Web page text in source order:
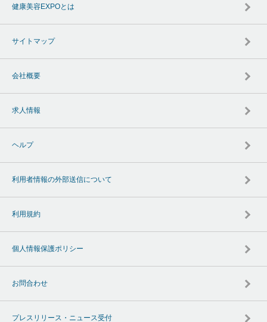
健康美容EXPOとは
サイトマップ
会社概要
求人情報
ヘルプ
利用者情報の外部送信について
利用規約
個人情報保護ポリシー
お問合わせ
プレスリリース・ニュース受付